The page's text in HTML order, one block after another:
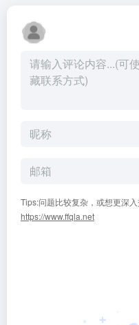
Tips:问题比较复杂，或想更深
https://www.ffqla.net